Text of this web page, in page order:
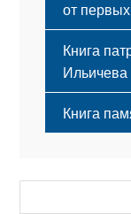
от
Книга
Книга